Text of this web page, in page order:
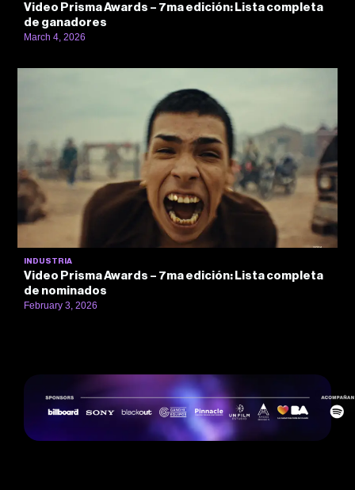
Video Prisma Awards – 7ma edición: Lista completa
de ganadores
March 4, 2026
INDUSTRIA
Video Prisma Awards – 7ma edición: Lista completa
de nominados
February 3, 2026